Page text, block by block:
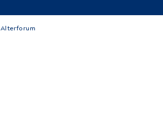
Alterforum